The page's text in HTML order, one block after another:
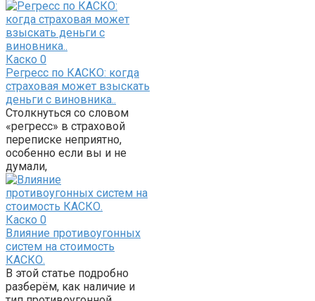
Каско 0
Регресс по КАСКО: когда
страховая может взыскать
деньги с виновника..
Столкнуться со словом
«регресс» в страховой
переписке неприятно,
особенно если вы и не
думали,
Каско 0
Влияние противоугонных
систем на стоимость
КАСКО.
В этой статье подробно
разберём, как наличие и